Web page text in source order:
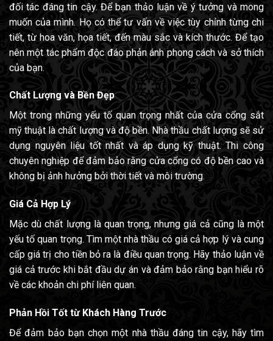
đối tác đáng tin cậy. Để bạn thảo luận về ý tưởng và mong
muốn của mình. Họ có thể tư vấn về việc tùy chỉnh từng chi
tiết, từ hoa văn, họa tiết, đến màu sắc và kích thước. Để tạo
nên một tác phẩm độc đáo phản ánh phong cách và sở thích
của bạn.
Chất Lượng và Bền Đẹp
Một trong những yếu tố quan trọng nhất của cửa cổng sắt
mỹ thuật là chất lượng và độ bền. Nhà thầu chất lượng sẽ sử
dụng nguyên liệu tốt nhất và áp dụng kỹ thuật. Thi công
chuyên nghiệp để đảm bảo rằng cửa cổng có độ bền cao và
không bị ảnh hưởng bởi thời tiết và môi trường.
Giá Cả Hợp Lý
Mặc dù chất lượng là quan trọng, nhưng giá cả cũng là một
yếu tố quan trọng. Tìm một nhà thầu có giá cả hợp lý và cung
cấp giá trị cho tiền bỏ ra là điều quan trọng. Hãy thảo luận về
giá cả trước khi bắt đầu dự án và đảm bảo rằng bạn hiểu rõ
về các khoản chi phí liên quan.
Phản Hồi Tốt từ Khách Hàng Trước
Để đảm bảo bạn chọn một nhà thầu đáng tin cậy, hãy tìm